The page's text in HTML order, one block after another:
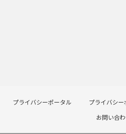
プライバシーポータル プライバシー
お問い合